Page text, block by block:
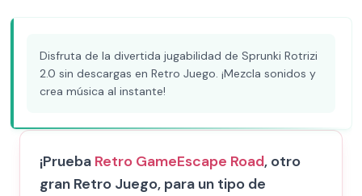
Disfruta de la divertida jugabilidad de Sprunki Rotrizi
2.0 sin descargas en Retro Juego. ¡Mezcla sonidos y
crea música al instante!
¡Prueba Retro GameEscape Road, otro
gran Retro Juego, para un tipo de